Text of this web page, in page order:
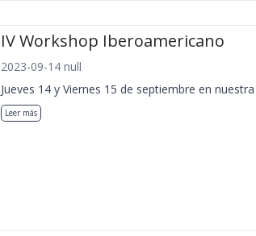
IV Workshop Iberoamericano
2023-09-14 null
Jueves 14 y Viernes 15 de septiembre en
Leer más